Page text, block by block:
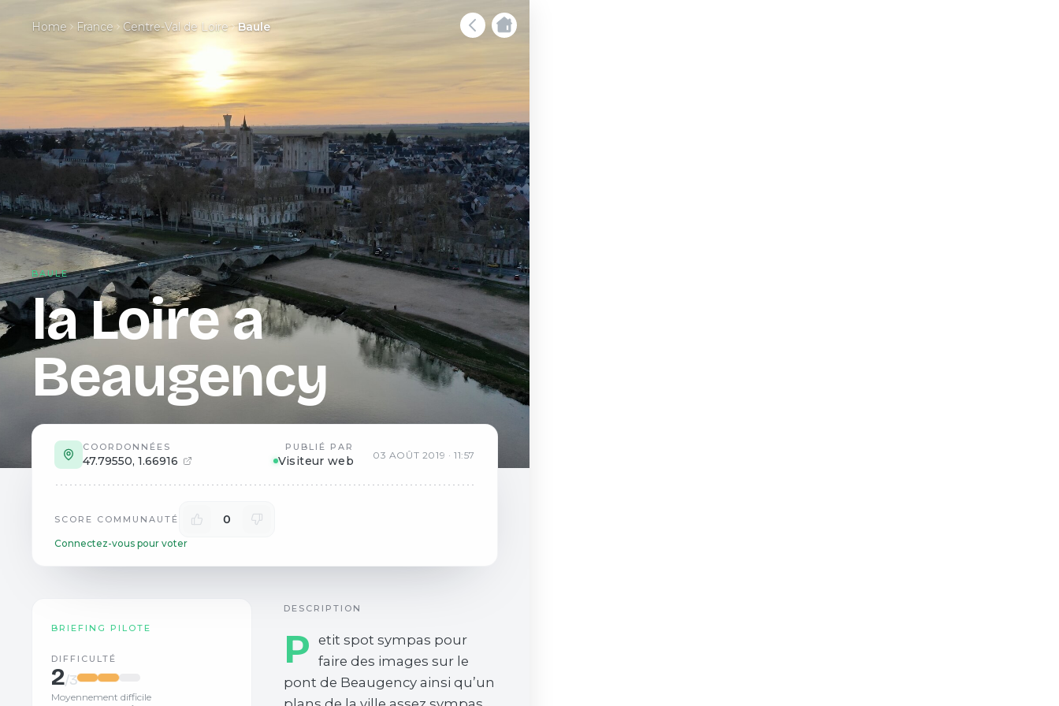
Home France Centre-Val de Loire Baule
BAULE
la Loire a
Beaugency
COORDONNÉES
47.79550, 1.66916
PUBLIÉ PAR
Visiteur web 03 AOÛT 2019 · 11:57
SCORE COMMUNAUTÉ 0
Connectez-vous pour voter
BRIEFING PILOTE
DIFFICULTÉ
2/3
Moyennement difficile
DESCRIPTION
P etit spot sympas pour
faire des images sur le
pont de Beaugency ainsi qu’un